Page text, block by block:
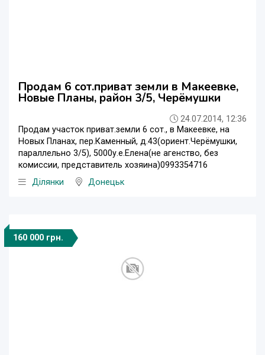
Продам 6 сот.приват земли в Макеевке,
Новые Планы, район 3/5, Черёмушки
24.07.2014, 12:36
Продам участок приват.земли 6 сот., в Макеевке, на
Новых Планах, пер.Каменный, д.43(ориент.Черёмушки,
параллельно 3/5), 5000у.е.Елена(не агенство, без
комиссии, представитель хозяина)0993354716
Ділянки
Донецьк
160 000 грн.